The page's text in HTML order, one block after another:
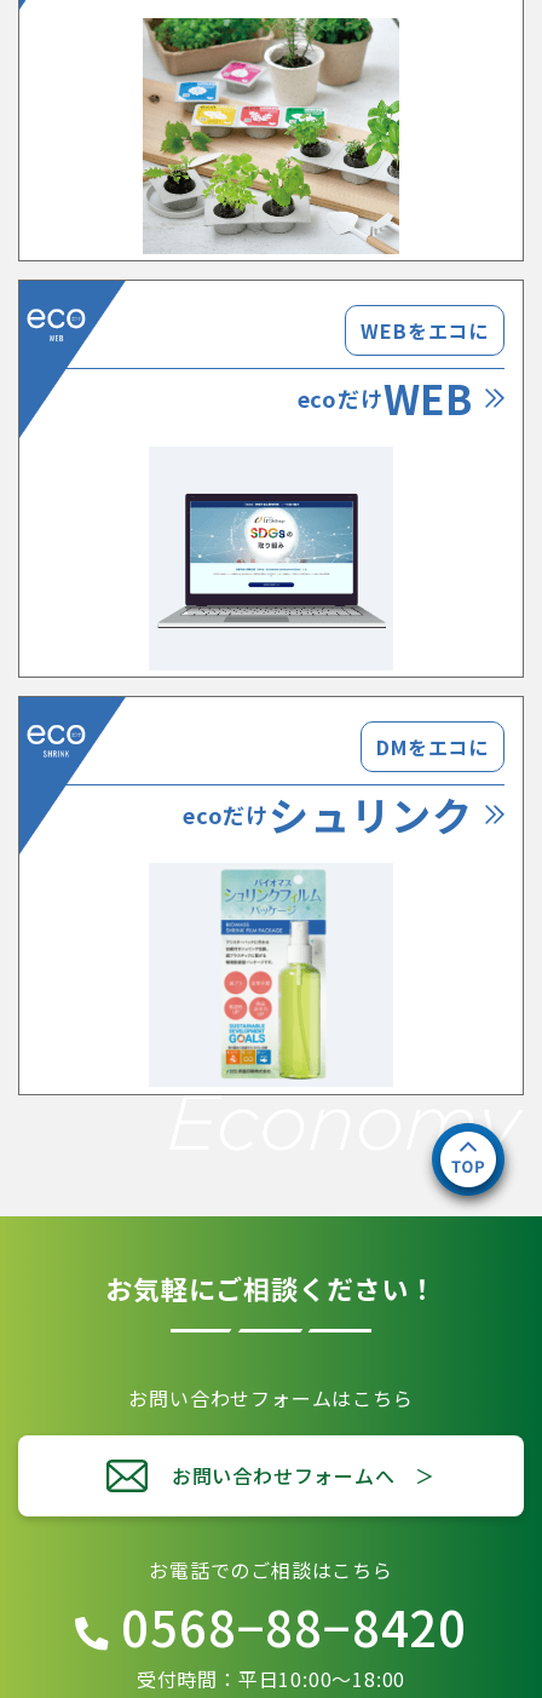
WEBをエコに
ecoだけWEB
DMをエコに
ecoだけシュリンク
お気軽にご相談ください！
お問い合わせフォームはこちら
お問い合わせフォームへ ＞
お電話でのご相談はこちら
0568−88−8420
受付時間：平日10:00〜18:00